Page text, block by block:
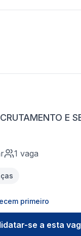
E
1 vaga
primeiro
se a esta